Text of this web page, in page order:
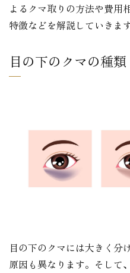
よるクマ取りの方法や費用
特徴などを解説していきます
目の下のクマの種
目の下のクマには大きく分
原因も異なります。そして